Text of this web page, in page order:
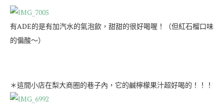
有ADE的是有加汽水的氣泡飲，甜甜的很好喝喔！（但紅石榴口味
的偏酸～）
＊這間小店在梨大商圈的巷子內，它的鹹檸檬果汁超好喝的！！！